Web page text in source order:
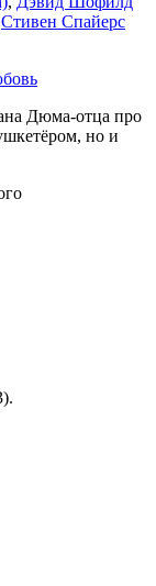
Стивен Спайерс
Дюма-отца про
но и